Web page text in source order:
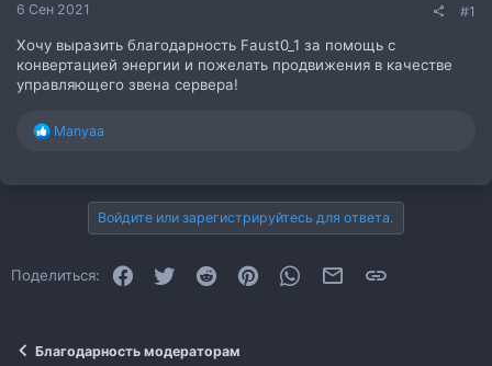
6 Сен 2021 #1
Хочу выразить благодарность Faust0_1 за помощь с
конвертацией энергии и пожелать продвижения в качестве
управляющего звена сервера!
Р
к
Manyaa
Войдите или зарегистрируйтесь для ответа.
Поделиться: FacebookTwitter Reddit PinterestWhatsAppЭлектронная почта
Благодарность модераторам